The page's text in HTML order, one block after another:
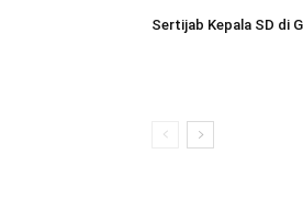
Sertijab Kepala SD di